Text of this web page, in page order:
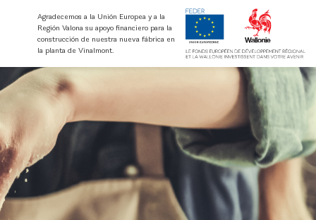
Certificaciones de calidad
Agradecemos a la Unión Europea y a la
Región Valona su apoyo financiero para la
construcción de nuestra nueva fábrica en
la planta de Vinalmont.